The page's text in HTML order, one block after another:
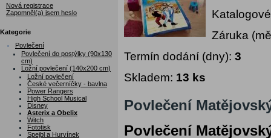
Nová registrace
Zapomněl(a) jsem heslo
Kategorie
Povlečení
Povlečení do postýlky (90x130
cm)
Ložní povlečení (140x200 cm)
Ložní povlečení
České večerníčky - bavlna
Power Rangers
High School Musical
Disney
Asterix a Obelix
Witch
Fototisk
Spejbl a Hurvínek
Záruka
Termín dodání (dny): 3
Skladem: 13 ks
Povlečení
Povlečení